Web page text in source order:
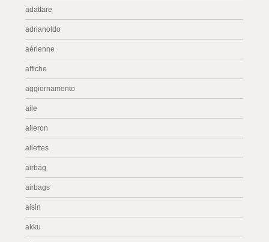
adattare
adrianoldo
aérienne
affiche
aggiornamento
aile
aileron
ailettes
airbag
airbags
aisin
akku